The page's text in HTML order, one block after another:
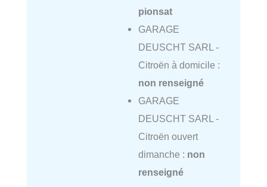
pionsat
GARAGE
DEUSCHT SARL -
Citroën à domicile :
non renseigné
GARAGE
DEUSCHT SARL -
Citroën ouvert
dimanche : non
renseigné